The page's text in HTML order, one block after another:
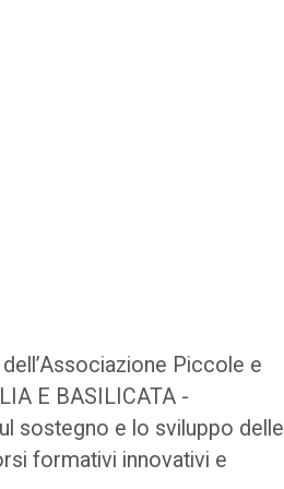
Piccole e
E BASILICATA -
sostegno e lo sviluppo delle
formativi innovativi e